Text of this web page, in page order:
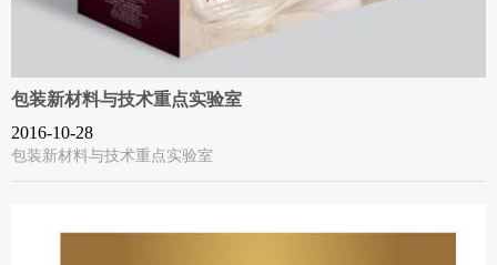
包装新材料与技术重点实验室
2016-10-28
包装新材料与技术重点实验室